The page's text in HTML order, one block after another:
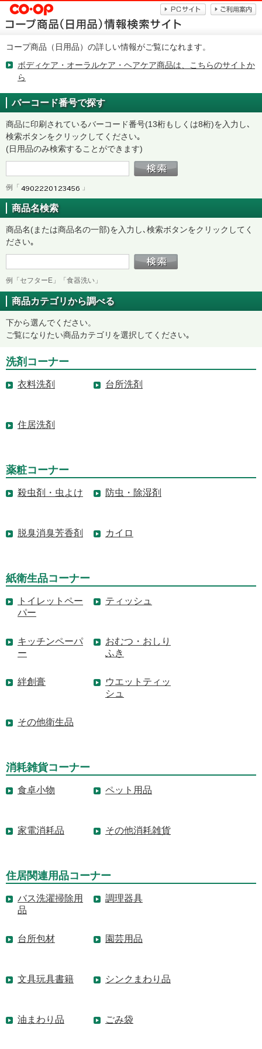
コープ商品（日用品）の詳しい情報がご覧になれます。
ボディケア・オーラルケア・ヘアケア商品は、こちらのサイトか
ら
バーコード番号で探す
商品に印刷されているバーコード番号(13桁もしくは8桁)を入力し､
検索ボタンをクリックしてください｡
(日用品のみ検索することができます)
例「 」
商品名検索
商品名(または商品名の一部)を入力し､検索ボタンをクリックしてく
ださい｡
例「セフターE」「食器洗い」
商品カテゴリから調べる
下から選んでください。
ご覧になりたい商品カテゴリを選択してください｡
洗剤コーナー
衣料洗剤 台所洗剤
住居洗剤
薬粧コーナー
殺虫剤・虫よけ 防虫・除湿剤
脱臭消臭芳香剤 カイロ
紙衛生品コーナー
トイレットペー
パー
ティッシュ
キッチンペーパ
ー
おむつ・おしり
ふき
絆創膏
ウエットティッ
シュ
その他衛生品
消耗雑貨コーナー
食卓小物 ペット用品
家電消耗品 その他消耗雑貨
住居関連用品コーナー
バス洗濯掃除用
品
調理器具
台所包材 園芸用品
文具玩具書籍 シンクまわり品
油まわり品 ごみ袋